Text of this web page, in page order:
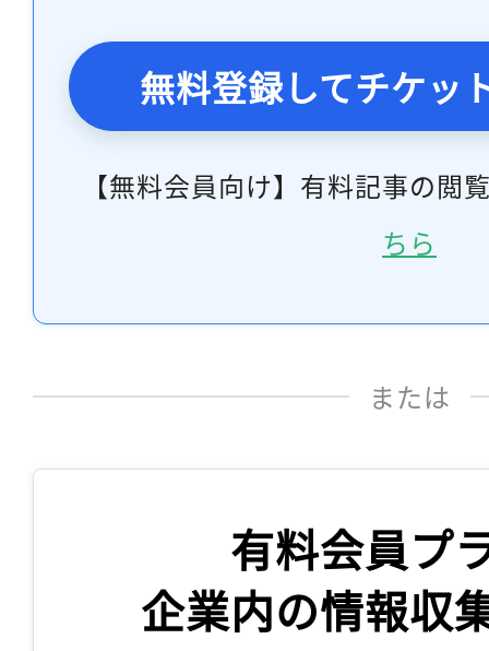
無料登録してチケッ
【無料会員向け】有料記事の閲
ちら
または
有料会員プ
企業内の情報収